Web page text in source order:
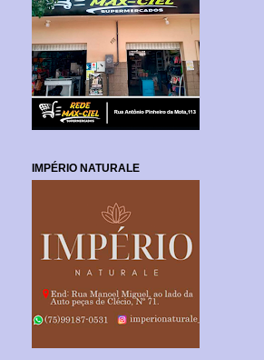
IMPÉRIO NATURALE